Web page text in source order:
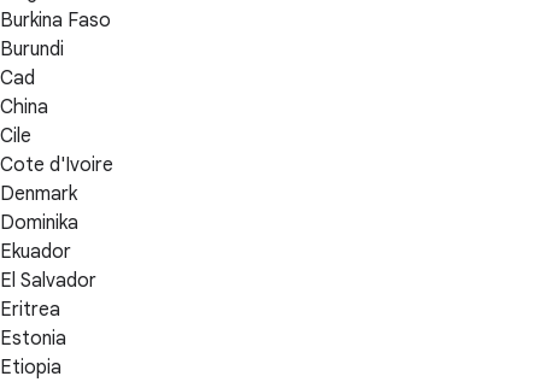
Burkina Faso
Burundi
Cad
China
Cile
Cote d'Ivoire
Denmark
Dominika
Ekuador
El Salvador
Eritrea
Estonia
Etiopia